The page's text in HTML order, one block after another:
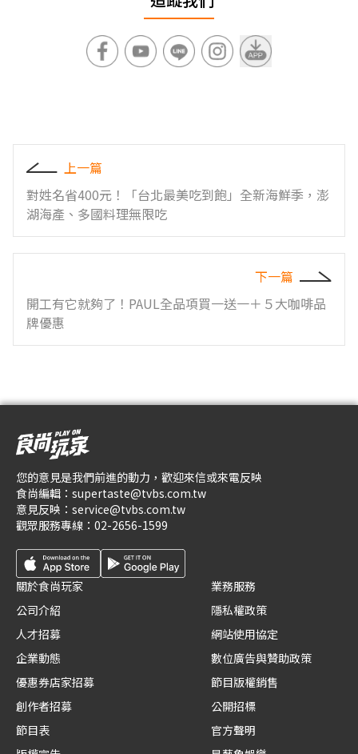
上一篇
對姓名省400元！「台北最美吃到飽」全新海鮮季，澎
湖海產、多國料理無限吃
下一篇
開工有它就夠了！PAUL全品項買一送一＋５大咖啡品
牌優惠
您的意見是我們前進的動力，歡迎來信或來電反映
食尚編輯： supertaste@tvbs.com.tw
意見反映： service@tvbs.com.tw
觀眾服務專線： 02-2656-1599
關於食尚玩家
公司介紹
人才招募
企業動態
優惠券店家招募
創作者招募
節目表
業務服務
隱私權政策
網站使用協定
數位廣告與贊助政策
節目版權銷售
公開招標
官方聲明